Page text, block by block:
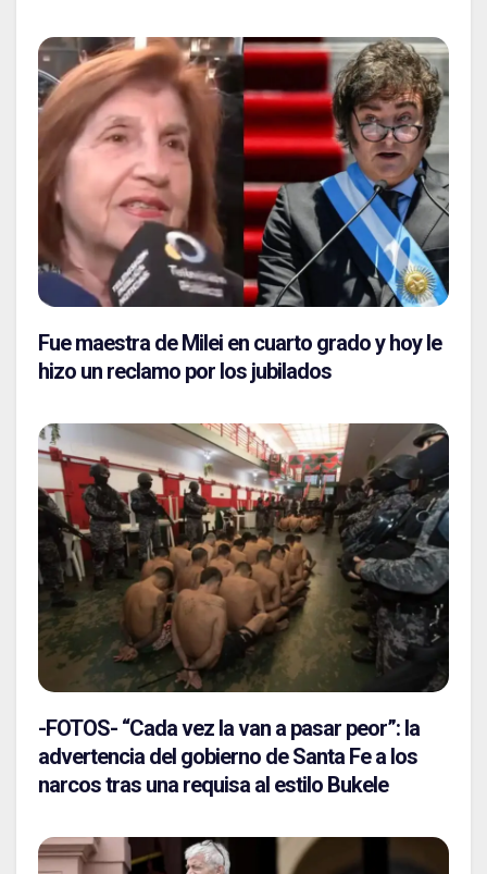
Fue maestra de Milei en cuarto grado y hoy le
hizo un reclamo por los jubilados
-FOTOS- “Cada vez la van a pasar peor”: la
advertencia del gobierno de Santa Fe a los
narcos tras una requisa al estilo Bukele